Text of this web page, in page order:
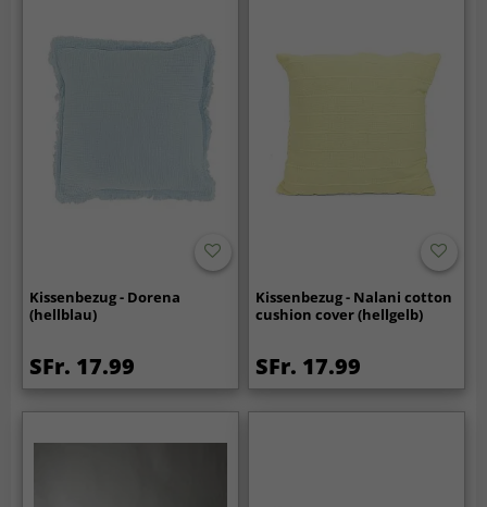
Kissenbezug - Dorena
(hellblau)
SFr. 17.99
Kissenbezug - Nalani cotton
cushion cover (hellgelb)
SFr. 17.99